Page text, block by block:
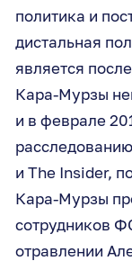
политика и
дистальная
является
Кара-Мурзы
и в феврале
и The Insider,
Кара-Мурзы
сотрудников
отравлении